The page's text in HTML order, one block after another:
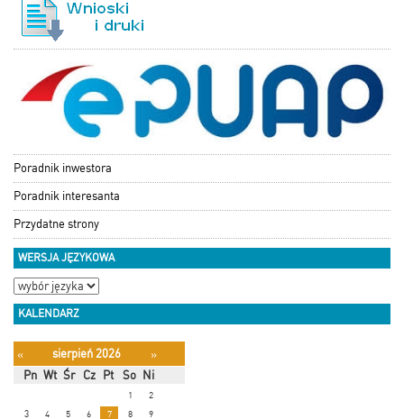
Poradnik inwestora
Poradnik interesanta
Przydatne strony
WERSJA JĘZYKOWA
KALENDARZ
« sierpień 2026
»
Pn Wt Śr Cz Pt So Ni
1
2
3
4 5 6 7 8 9